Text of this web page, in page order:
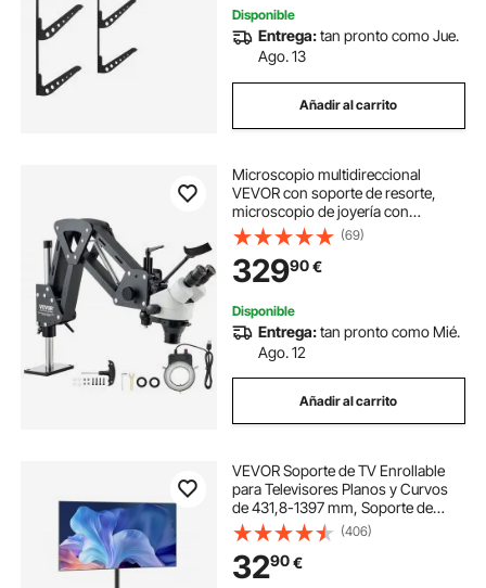
Disponible
Entrega:tan pronto como Jue.
Ago. 13
Añadir al carrito
Microscopio multidireccional
VEVOR con soporte de resorte,
microscopio de joyería con
aumento de 7X-45X, soporte para
incrustaciones de microjoyas con
luz LED de anillo USB integrada,
microscopio de joyero para
incrustaciones de joyas
(69)
32990€
Disponible
Entrega:tan pronto como Mié.
Ago. 12
Añadir al carrito
VEVOR Soporte de TV Enrollable
para Televisores Planos y Curvos
de 431,8-1397 mm, Soporte de
Suelo Portátil para TV de Hasta 20
kg (máx. VESA 200 x 200 mm) para
Sala de Estar, Oficina y Exterior
(406)
3290€